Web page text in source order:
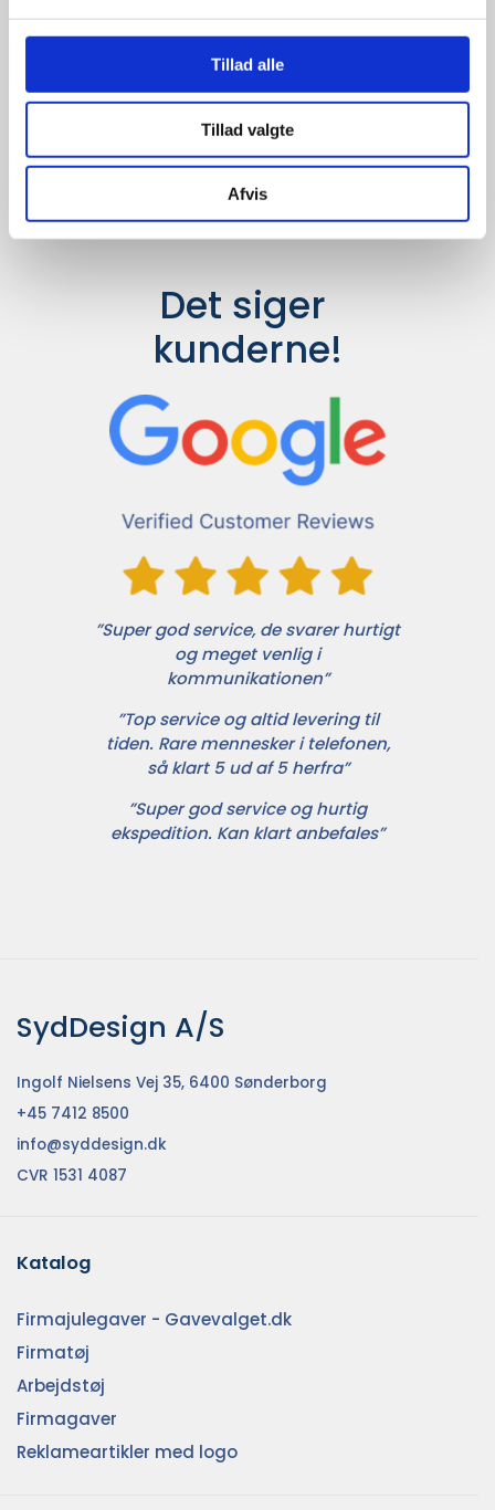
Tillad alle
Tillad valgte
Afvis
Udvalget er langt større, så har I en
idé til et konkret produkt, eller et
helt særligt ønske, så send en
forespørgsel tilinfo@syddesign.dk,
så finder vi det helt rigtige produkt
til en konkurrence dygtig pris.
Det siger
kunderne!
”Super god service, de svarer hurtigt
og meget venlig i
kommunikationen”
”Top service og altid levering til
tiden. Rare mennesker i telefonen,
så klart 5 ud af 5 herfra”
”Super god service og hurtig
ekspedition. Kan klart anbefales”
SydDesign A/S
Ingolf Nielsens Vej 35, 6400 Sønderborg
+45 7412 8500
info@syddesign.dk
CVR 1531 4087
Katalog
Firmajulegaver - Gavevalget.dk
Firmatøj
Arbejdstøj
Firmagaver
Reklameartikler med logo